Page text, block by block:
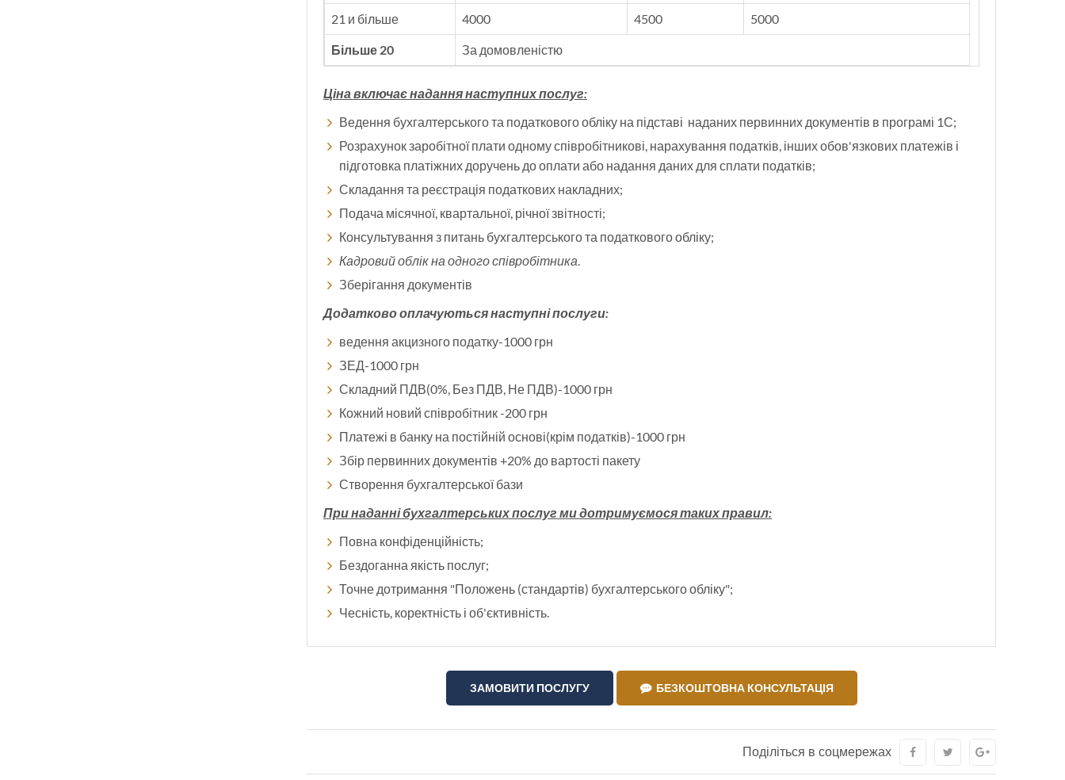
21 и більше 4000 4500 5000
Більше 20 За домовленістю
Ціна включає надання наступних послуг:
Ведення бухгалтерського та податкового обліку на підставі наданих первинних документів в програмі 1С;
Розрахунок заробітної плати одному співробітникові, нарахування податків, інших обов'язкових платежів і
підготовка платіжних доручень до оплати або надання даних для сплати податків;
Складання та реєстрація податкових накладних;
Подача місячної, квартальної, річної звітності;
Консультування з питань бухгалтерського та податкового обліку;
Кадровий облік на одного співробітника.
Зберігання документів
Додатково оплачуються наступні послуги:
ведення акцизного податку-1000 грн
ЗЕД-1000 грн
Складний ПДВ(0%, Без ПДВ, Не ПДВ)-1000 грн
Кожний новий співробітник -200 грн
Платежі в банку на постійній основі(крім податків)-1000 грн
Збір первинних документів +20% до вартості пакету
Створення бухгалтерської бази
При наданні бухгалтерських послуг ми дотримуємося таких правил:
Повна конфіденційність;
Бездоганна якість послуг;
Точне дотримання "Положень (стандартів) бухгалтерського обліку";
Чесність, коректність і об'єктивність.
ЗАМОВИТИ ПОСЛУГУ БЕЗКОШТОВНА КОНСУЛЬТАЦІЯ
Поділіться в соцмережах